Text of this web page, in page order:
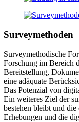
Surveymethoden
Surveymethodische
Forschung im Bereich
Bereitstellung,
eine adäquate
Das Potenzial von
Ein weiteres Ziel der
bestehen bleibt und
Erhebungen und die